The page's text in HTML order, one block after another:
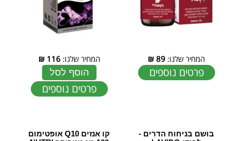
המחיר שלנו: 89
₪
פרטים נוספים
המחיר שלנו:116
₪
הוסף לסל
פרטים נוספים
בושם בניחוח הדרים -
קו אנזים Q10 אופטימום